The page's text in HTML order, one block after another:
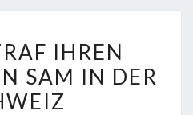
TRAF
IHREN
BRUDER
IHREN
SAM IN DER